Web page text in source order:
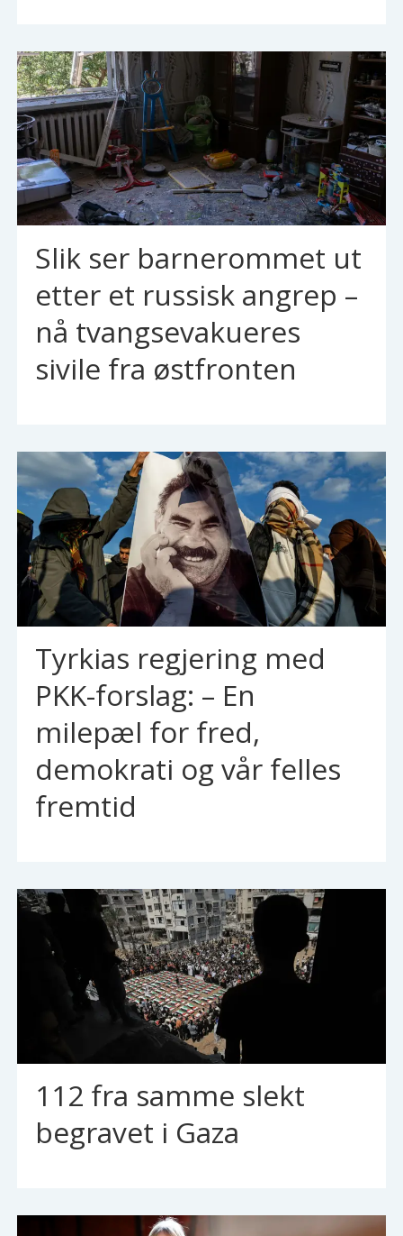
Slik ser barnerommet ut
etter et russisk angrep –
nå tvangsevakueres
sivile fra østfronten
Tyrkias regjering med
PKK-forslag: – En
milepæl for fred,
demokrati og vår felles
fremtid
112 fra samme slekt
begravet i Gaza